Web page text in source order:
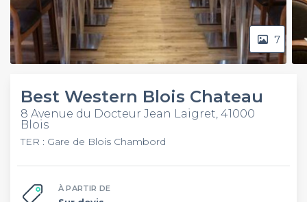
7
Best Western Blois Chateau
8 Avenue du Docteur Jean Laigret, 41000
Blois
TER : Gare de Blois Chambord
À PARTIR DE